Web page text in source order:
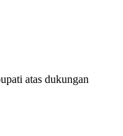
atas dukungan